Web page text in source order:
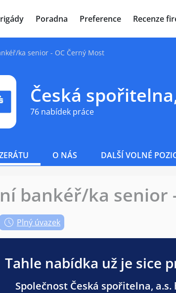
Poradna Preference Recenze
ka senior - OC Černý Most
Česká
76 nabídek práce
O NÁS DALŠÍ VOLNÉ
bankéř/ka senior
Plný úvazek
Tahle nabídka už je sice
Společnost Česká spořitelna,